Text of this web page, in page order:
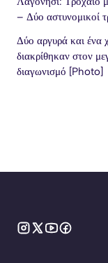
– Δύο αστυνομικοί
Δύο αργυρά και ένα
διακρίθηκαν στον
διαγωνισμό [Photo]